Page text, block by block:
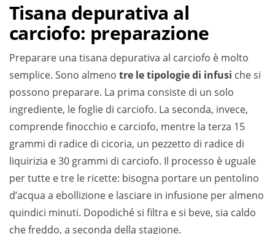
Tisana depurativa al
carciofo: preparazione
Preparare una tisana depurativa al carciofo è molto
semplice. Sono almeno tre le tipologie di infusi che si
possono preparare. La prima consiste di un solo
ingrediente, le foglie di carciofo. La seconda, invece,
comprende finocchio e carciofo, mentre la terza 15
grammi di radice di cicoria, un pezzetto di radice di
liquirizia e 30 grammi di carciofo. Il processo è uguale
per tutte e tre le ricette: bisogna portare un pentolino
d’acqua a ebollizione e lasciare in infusione per almeno
quindici minuti. Dopodiché si filtra e si beve, sia caldo
che freddo, a seconda della stagione.